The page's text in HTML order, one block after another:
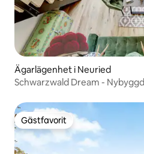
Ägarlägenhet i Neuried
Schwarzwald
Gästfavorit
Gästfavorit